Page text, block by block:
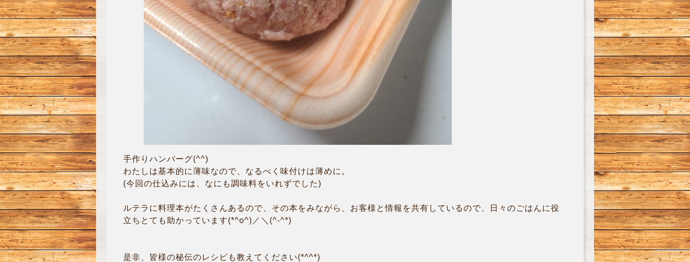
手作りハンバーグ(^^)
わたしは基本的に薄味なので、なるべく味付けは薄めに。
(今回の仕込みには、なにも調味料をいれずでした)
ルテラに料理本がたくさんあるので、その本をみながら、お客様と情報を共有しているので、日々のごはんに役
立ちとても助かっています(*^o^)／＼(^-^*)
是非、皆様の秘伝のレシピも教えてください(*^^*)